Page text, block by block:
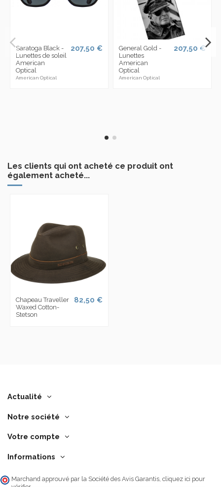
Saratoga Black -
Lunettes de soleil
American
Optical
American Optical
207,50 €
General Gold -
Lunettes
American
Optical
American Optical
207,50 €
Les clients qui ont acheté ce produit ont
également acheté...
Chapeau Traveller
Waxed Cotton-
Stetson
82,50 €
Actualité
Notre société
Votre compte
Informations
Marchand approuvé par la Société des Avis Garantis, cliquez ici pour